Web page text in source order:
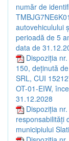
număr de
autovehiculului
perioadă de 5
data de
Dispoziția
150, deținută
SRL, CUI
OT-01-EIW,
31.12.2028
Dispoziția
responsabilități
municipiului